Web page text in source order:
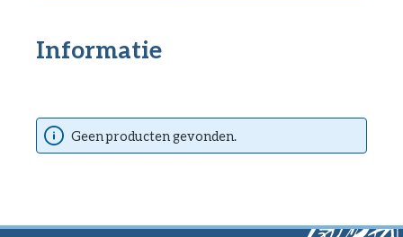
Informatie
Geen producten gevonden.